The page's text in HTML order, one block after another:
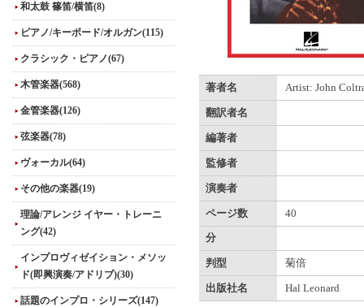
和太鼓 篠笛/横笛(8)
ピアノ/キーボード/オルガン(115)
クラシック・ピアノ(67)
木管楽器(568)
金管楽器(126)
弦楽器(78)
ヴォーカル(64)
その他の楽器(19)
理論/アレンジ イヤー・トレーニ
ング(42)
インプロヴィゼイション・メソッ
ド(即興演奏/アドリブ)(30)
話題のインプロ・シリーズ(147)
著者名 Artist: John
翻訳者名
編著者
監修者
演奏者
ページ数 40
分
判型 菊倍
出版社名 Hal Leonard